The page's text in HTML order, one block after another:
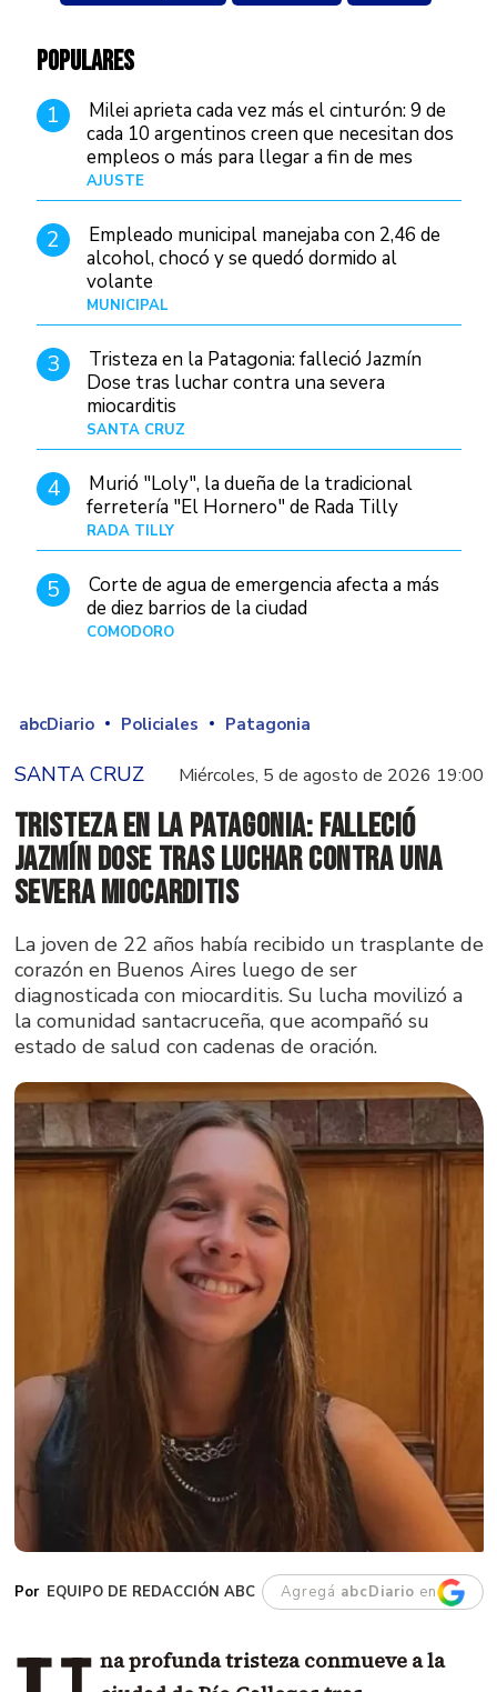
POPULARES
1
Milei aprieta cada vez más el cinturón: 9 de
cada 10 argentinos creen que necesitan dos
empleos o más para llegar a fin de mes
AJUSTE
2
Empleado municipal manejaba con 2,46 de
alcohol, chocó y se quedó dormido al
volante
MUNICIPAL
3
Tristeza en la Patagonia: falleció Jazmín
Dose tras luchar contra una severa
miocarditis
SANTA CRUZ
4
Murió "Loly", la dueña de la tradicional
ferretería "El Hornero" de Rada Tilly
RADA TILLY
5
Corte de agua de emergencia afecta a más
de diez barrios de la ciudad
COMODORO
abcDiario Policiales Patagonia
SANTA CRUZ Miércoles, 5 de agosto de 2026 19:00
Tristeza en la Patagonia: falleció
Jazmín Dose tras luchar contra una
severa miocarditis
La joven de 22 años había recibido un trasplante de
corazón en Buenos Aires luego de ser
diagnosticada con miocarditis. Su lucha movilizó a
la comunidad santacruceña, que acompañó su
estado de salud con cadenas de oración.
EQUIPO DE REDACCIÓN ABC Agregá abcDiario en
na profunda tristeza conmueve a la